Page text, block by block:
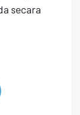
secara